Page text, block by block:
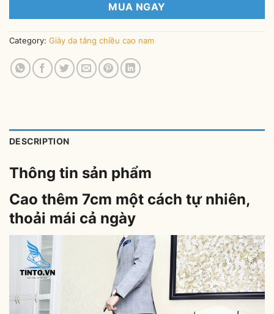
MUA NGAY
Category: Giày da tăng chiều cao nam
DESCRIPTION
Thông tin sản phẩm
Cao thêm 7cm một cách tự nhiên,
thoải mái cả ngày